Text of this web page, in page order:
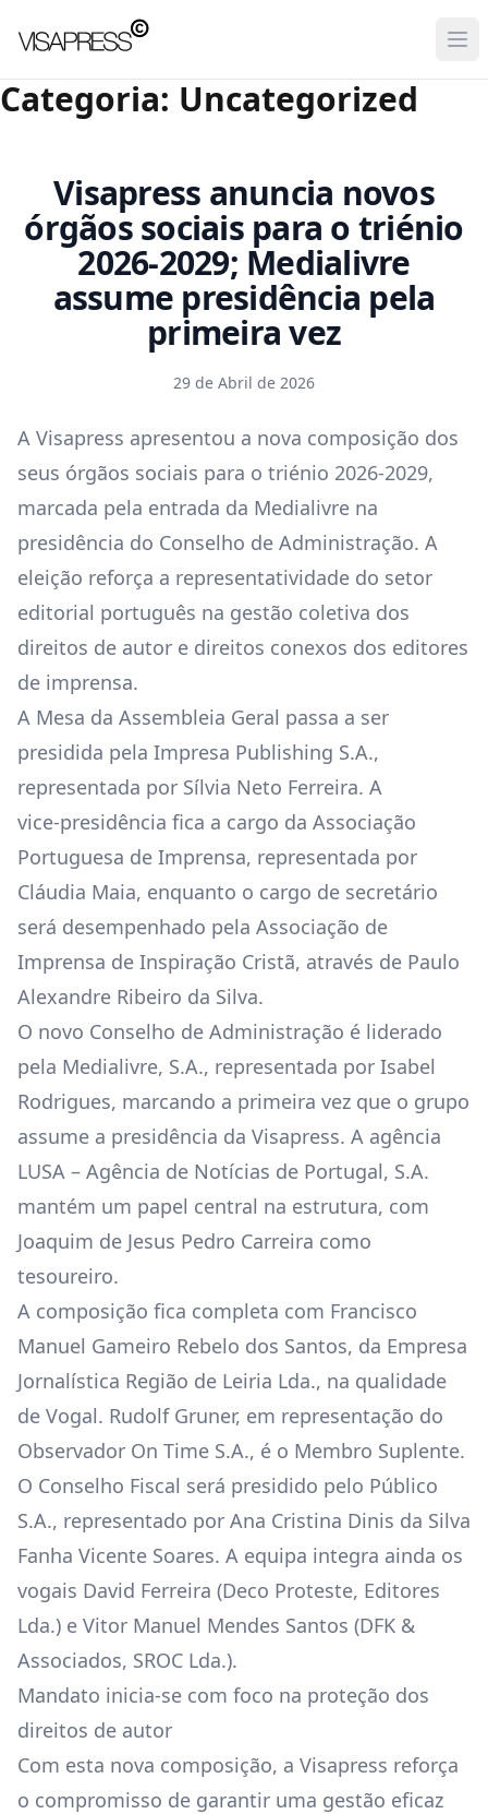
Visapress
Categoria: Uncategorized
Visapress anuncia novos
órgãos sociais para o triénio
2026‑2029; Medialivre
assume presidência pela
primeira vez
29 de Abril de 2026
A Visapress apresentou a nova composição dos
seus órgãos sociais para o triénio 2026‑2029,
marcada pela entrada da Medialivre na
presidência do Conselho de Administração. A
eleição reforça a representatividade do setor
editorial português na gestão coletiva dos
direitos de autor e direitos conexos dos editores
de imprensa.
A Mesa da Assembleia Geral passa a ser
presidida pela Impresa Publishing S.A.,
representada por Sílvia Neto Ferreira. A
vice‑presidência fica a cargo da Associação
Portuguesa de Imprensa, representada por
Cláudia Maia, enquanto o cargo de secretário
será desempenhado pela Associação de
Imprensa de Inspiração Cristã, através de Paulo
Alexandre Ribeiro da Silva.
O novo Conselho de Administração é liderado
pela Medialivre, S.A., representada por Isabel
Rodrigues, marcando a primeira vez que o grupo
assume a presidência da Visapress. A agência
LUSA – Agência de Notícias de Portugal, S.A.
mantém um papel central na estrutura, com
Joaquim de Jesus Pedro Carreira como
tesoureiro.
A composição fica completa com Francisco
Manuel Gameiro Rebelo dos Santos, da Empresa
Jornalística Região de Leiria Lda., na qualidade
de Vogal. Rudolf Gruner, em representação do
Observador On Time S.A., é o Membro Suplente.
O Conselho Fiscal será presidido pelo Público
S.A., representado por Ana Cristina Dinis da Silva
Fanha Vicente Soares. A equipa integra ainda os
vogais David Ferreira (Deco Proteste, Editores
Lda.) e Vitor Manuel Mendes Santos (DFK &
Associados, SROC Lda.).
Mandato inicia-se com foco na proteção dos
direitos de autor
Com esta nova composição, a Visapress reforça
o compromisso de garantir uma gestão eficaz